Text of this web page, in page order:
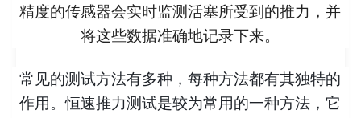
精度的传感器会实时监测活塞所受到的推力，并
将这些数据准确地记录下来。
常见的测试方法有多种，每种方法都有其独特的
作用。恒速推力测试是较为常用的一种方法，它